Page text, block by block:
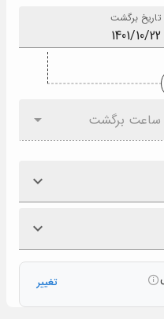
تاریخ برگشت
ساعت برگشت
تغییر